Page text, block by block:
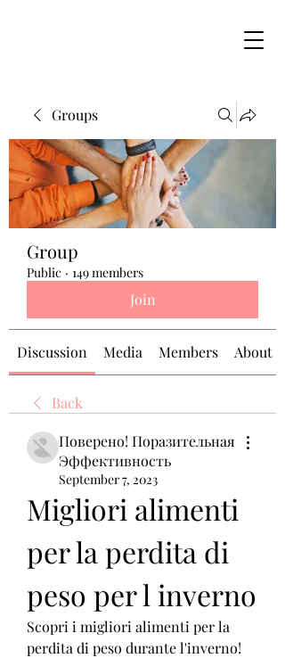
Groups
Group
Public · 149 members
Join
Discussion Media Members About
Back
Поверено! Поразительная
Эффективность
September 7, 2023
Migliori alimenti
per la perdita di
peso per l inverno
Scopri i migliori alimenti per la
perdita di peso durante l'inverno!